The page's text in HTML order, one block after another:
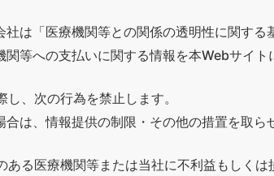
社は「医療機関等との関係の透明性に関す
等への支払いに関する情報を本Webサイト
、次の行為を禁止します。
は、情報提供の制限・その他の措置を取ら
ある医療機関等または当社に不利益もしくは